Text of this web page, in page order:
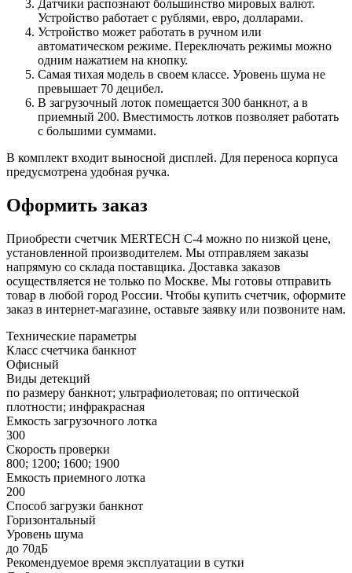
Датчики распознают большинство мировых валют.
Устройство работает с рублями, евро, долларами.
Устройство может работать в ручном или
автоматическом режиме. Переключать режимы можно
одним нажатием на кнопку.
Самая тихая модель в своем классе. Уровень шума не
превышает 70 децибел.
В загрузочный лоток помещается 300 банкнот, а в
приемный 200. Вместимость лотков позволяет работать
с большими суммами.
В комплект входит выносной дисплей. Для переноса корпуса
предусмотрена удобная ручка.
Оформить заказ
Приобрести счетчик MERTECH С-4 можно по низкой цене,
установленной производителем. Мы отправляем заказы
напрямую со склада поставщика. Доставка заказов
осуществляется не только по Москве. Мы готовы отправить
товар в любой город России. Чтобы купить счетчик, оформите
заказ в интернет-магазине, оставьте заявку или позвоните нам.
Технические параметры
Класс счетчика банкнот
Офисный
Виды детекций
по размеру банкнот; ультрафиолетовая; по оптической
плотности; инфракрасная
Емкость загрузочного лотка
300
Скорость проверки
800; 1200; 1600; 1900
Емкость приемного лотка
200
Способ загрузки банкнот
Горизонтальный
Уровень шума
до 70дБ
Рекомендуемое время эксплуатации в сутки